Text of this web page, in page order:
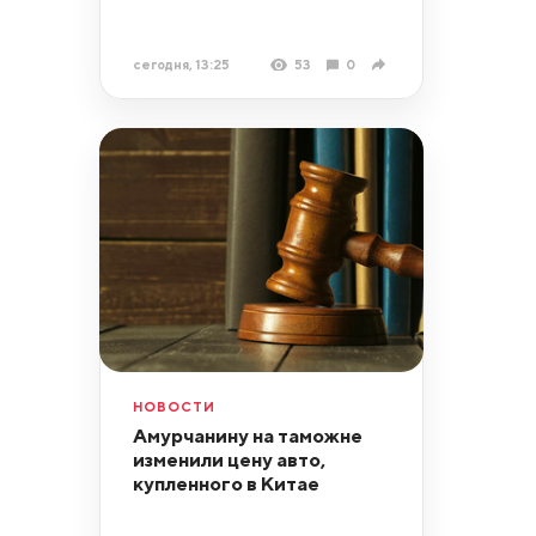
сегодня, 13:25 53 0
НОВОСТИ
Амурчанину на таможне
изменили цену авто,
купленного в Китае